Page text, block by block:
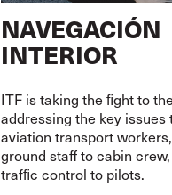
NAVEGACIÓN
INTERIOR
ITF is taking the ﬁght to
addressing the key issues
aviation transport
ground staff to cabin
trafﬁc control to pilots.